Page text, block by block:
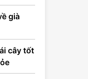
già
cây tốt